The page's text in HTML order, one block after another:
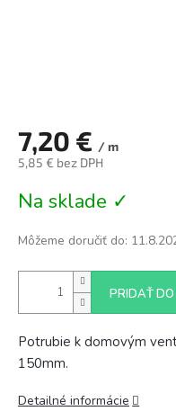
7,20 € / m
5,85 € bez DPH
cena:
Na sklade ✓
Môžeme doručiť do:
PRIDAŤ DO
Potrubie k domovým
150mm.
Detailné informácie